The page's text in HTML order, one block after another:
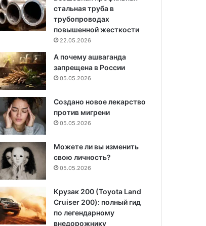
стальная труба в
трубопроводах
повышенной жесткости
22.05.2026
А почему ашваганда
запрещена в России
05.05.2026
Создано новое лекарство
против мигрени
05.05.2026
Можете ли вы изменить
свою личность?
05.05.2026
Крузак 200 (Toyota Land
Cruiser 200): полный гид
по легендарному
внедорожнику